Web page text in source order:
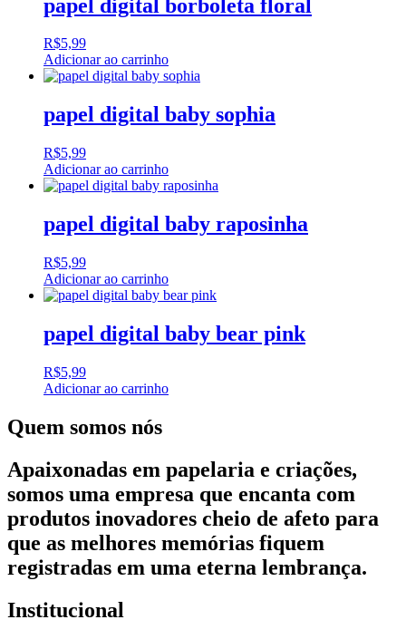
papel digital borboleta floral
R$5,99
Adicionar ao carrinho
papel digital baby sophia
R$5,99
Adicionar ao carrinho
papel digital baby raposinha
R$5,99
Adicionar ao carrinho
papel digital baby bear pink
R$5,99
Adicionar ao carrinho
Quem somos nós
Apaixonadas em papelaria e criações,
somos uma empresa que encanta com
produtos inovadores cheio de afeto para
que as melhores memórias fiquem
registradas em uma eterna lembrança.
Institucional